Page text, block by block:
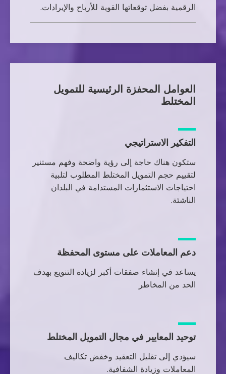
الرقمية بفضل توقعاتها القوية للأرباح والإيرادات.
العوامل المحفزة الرئيسية للتمويل
المختلط
التفكير الاستراتيجي
ستكون هناك حاجة إلى رؤية واضحة وفهم مستنير
لتقييم حجم التمويل المختلط المطلوب لتلبية
احتياجات الاستثمارات المستدامة في البلدان
الناشئة.
دعم المعاملات على مستوى المحفظة
يساعد في إنشاء صفقات أكبر لزيادة التنويع بهدف
الحد من المخاطر
توحيد المعايير في مجال التمويل المختلط
سيؤدي إلى تقليل التعقيد وخفض تكاليف
المعاملات وزيادة الشفافية.